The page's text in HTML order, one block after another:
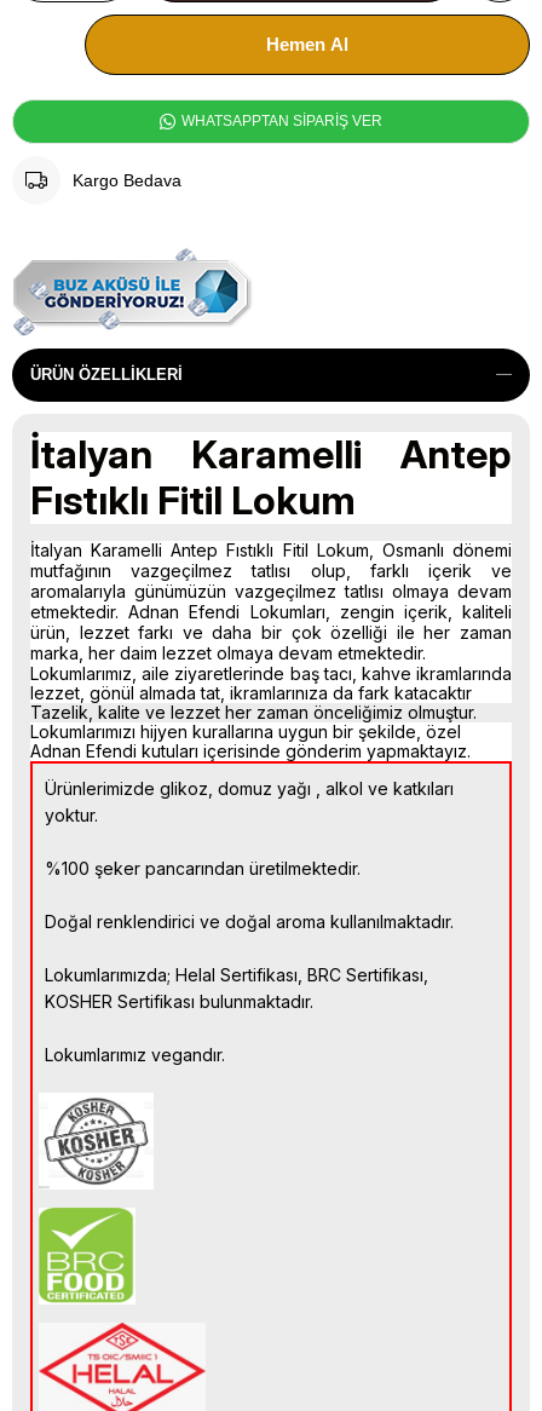
WHATSAPPTAN SİPARİŞ VER
Kargo Bedava
ÜRÜN ÖZELLIKLERI
İtalyan Karamelli Antep
Fıstıklı Fitil Lokum
İtalyan Karamelli Antep Fıstıklı Fitil Lokum, Osmanlı dönemi
mutfağının vazgeçilmez tatlısı olup, farklı içerik ve
aromalarıyla günümüzün vazgeçilmez tatlısı olmaya devam
etmektedir. Adnan Efendi Lokumları, zengin içerik, kaliteli
ürün, lezzet farkı ve daha bir çok özelliği ile her zaman
marka, her daim lezzet olmaya devam etmektedir.
Lokumlarımız, aile ziyaretlerinde baş tacı, kahve ikramlarında
lezzet, gönül almada tat, ikramlarınıza da fark katacaktır
Tazelik, kalite ve lezzet her zaman önceliğimiz olmuştur.
Lokumlarımızı hijyen kurallarına uygun bir şekilde, özel
Adnan Efendi kutuları içerisinde gönderim yapmaktayız.
Ürünlerimizde glikoz, domuz yağı , alkol ve katkıları
yoktur.
%100 şeker pancarından üretilmektedir.
Doğal renklendirici ve doğal aroma kullanılmaktadır.
Lokumlarımızda; Helal Sertifikası, BRC Sertifikası,
KOSHER Sertifikası bulunmaktadır.
Lokumlarımız vegandır.